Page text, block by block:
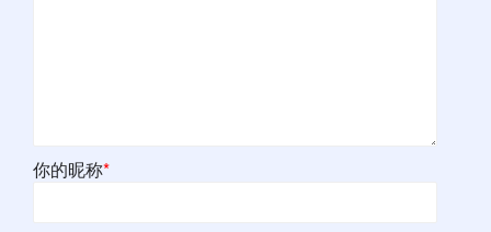
你的昵称*